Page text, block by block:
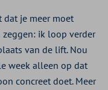
dat je meer moet
ik loop verder
van de lift. Nou
week alleen op dat
concreet doet. Meer